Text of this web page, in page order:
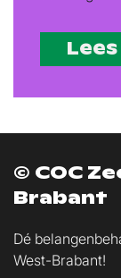
© COC
Brabant
Dé
West-Brabant!